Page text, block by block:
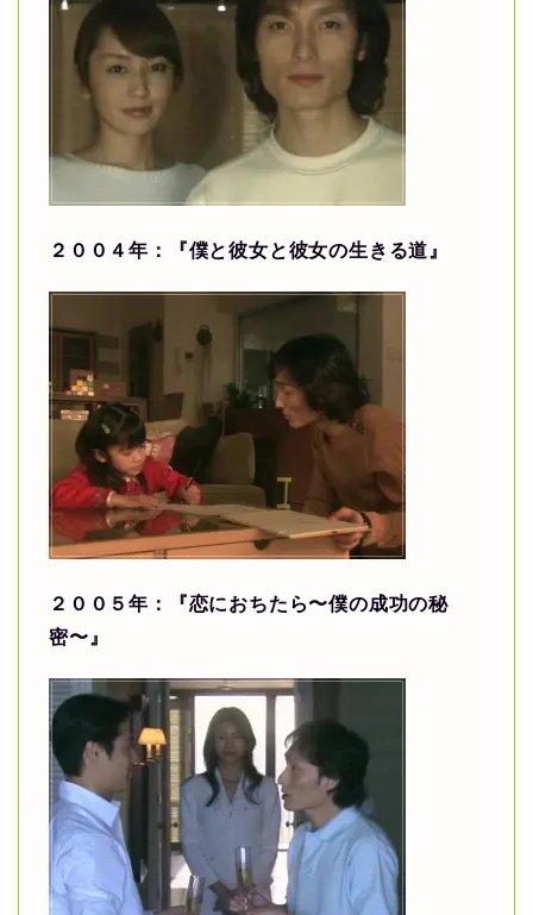
２００４年：『僕と彼女と彼女の生きる道』
２００５年：『恋におちたら〜僕の成功の秘
密〜』